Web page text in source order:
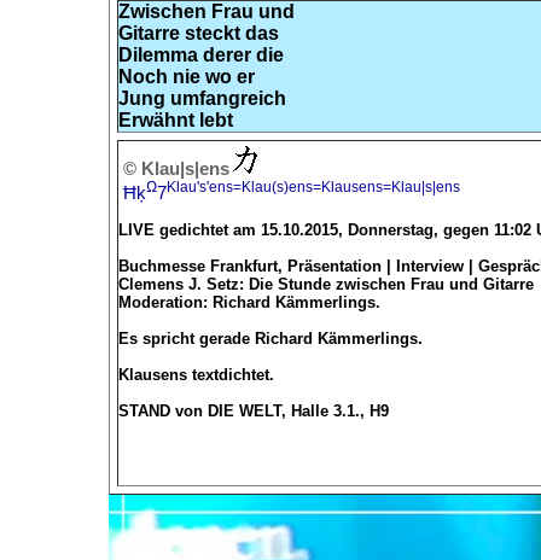
Zwischen Frau und
Gitarre steckt das
Dilemma derer die
Noch nie wo er
Jung umfangreich
Erwähnt lebt
© Klau|s|ens
ĦķΩ7Klau's'ens=Klau(s)ens=Klausens=Klau|s|ens
LIVE gedichtet am 15.10.2015, Donnerstag, gegen 11:02
Buchmesse Frankfurt, Präsentation | Interview |
Clemens J. Setz: Die Stunde zwischen Frau und Gitarre
Moderation: Richard Kämmerlings.
Es spricht gerade Richard Kämmerlings.
Klausens textdichtet.
STAND von DIE WELT, Halle 3.1., H9